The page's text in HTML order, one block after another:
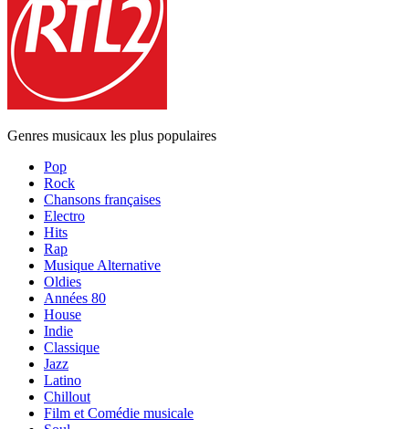
Genres musicaux les plus populaires
Pop
Rock
Chansons françaises
Electro
Hits
Rap
Musique Alternative
Oldies
Années 80
House
Indie
Classique
Jazz
Latino
Chillout
Film et Comédie musicale